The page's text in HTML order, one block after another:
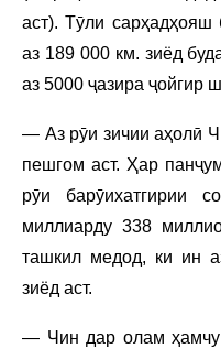
аст). Тӯли сарҳадҳояш
аз 189 000 км. зиёд
аз 5000 ҷазира ҷойгир
— Аз рӯи зичии аҳолӣ
пешгом аст. Ҳар
рӯи барӯихатгирии
миллиарду 338
ташкил медод, ки ин
зиёд аст.
— Чин дар олам